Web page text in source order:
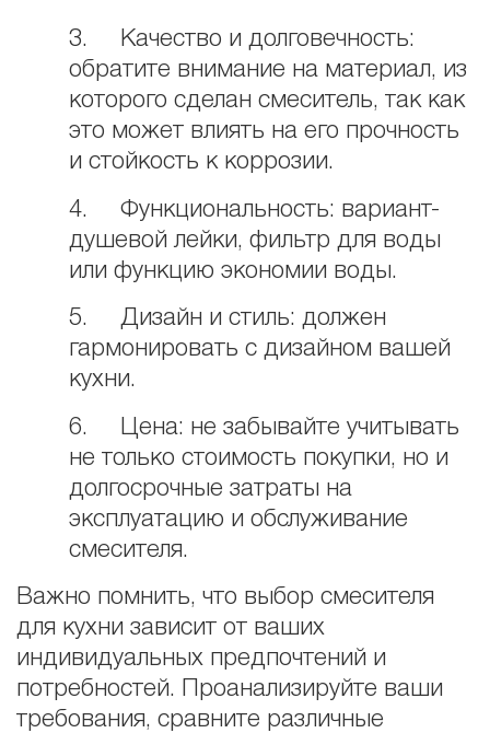
3. Качество и долговечность:
обратите внимание на материал, из
которого сделан смеситель, так как
это может влиять на его прочность
и стойкость к коррозии.
4. Функциональность: вариант-
душевой лейки, фильтр для воды
или функцию экономии воды.
5. Дизайн и стиль: должен
гармонировать с дизайном вашей
кухни.
6. Цена: не забывайте учитывать
не только стоимость покупки, но и
долгосрочные затраты на
эксплуатацию и обслуживание
смесителя.
Важно помнить, что выбор смесителя
для кухни зависит от ваших
индивидуальных предпочтений и
потребностей. Проанализируйте ваши
требования, сравните различные